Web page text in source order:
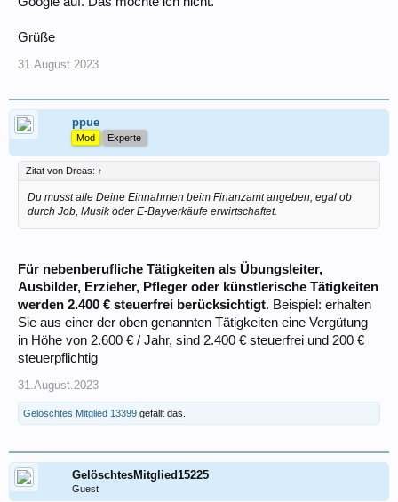
Grüße
31.August.2023
ppue
Mod Experte
Zitat von Dreas: ↑
Du musst alle Deine Einnahmen beim Finanzamt angeben, egal ob
durch Job, Musik oder E-Bayverkäufe erwirtschaftet.
Für nebenberufliche Tätigkeiten als Übungsleiter,
Ausbilder, Erzieher, Pfleger oder künstlerische Tätigkeiten
werden 2.400 € steuerfrei berücksichtigt. Beispiel: erhalten
Sie aus einer der oben genannten Tätigkeiten eine Vergütung
in Höhe von 2.600 € / Jahr, sind 2.400 € steuerfrei und 200 €
steuerpflichtig
31.August.2023
Gelöschtes Mitglied 13399 gefällt das.
GelöschtesMitglied15225
Guest